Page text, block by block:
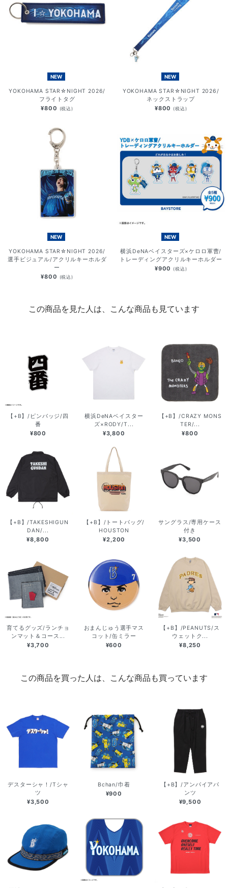
NEW
YOKOHAMA STAR☆NIGHT 2026/
フライトタグ
¥800 (税込)
NEW
YOKOHAMA STAR☆NIGHT 2026/
ネックストラップ
¥800 (税込)
NEW
YOKOHAMA STAR☆NIGHT 2026/
選手ビジュアル/アクリルキーホルダ
ー
¥800 (税込)
NEW
横浜DeNAベイスターズ×ケロロ軍曹/
トレーディングアクリルキーホルダー
¥900 (税込)
この商品を見た人は、こんな商品も見ています
【+B】/ピンバッジ/四
番
¥800
横浜DeNAベイスター
ズ×RODY/T...
¥3,800
【+B】/CRAZY MONS
TER/...
¥800
【+B】/TAKESHIGUN
DAN/...
¥8,800
【+B】/トートバッグ/
HOUSTON
¥2,200
サングラス/専用ケース
付き
¥3,500
育てるグッズ/ランチョ
ンマット＆コース...
¥3,700
おまんじゅう選手マス
コット/缶ミラー
¥600
【+B】/PEANUTS/ス
ウェットク...
¥8,250
この商品を買った人は、こんな商品も買っています
デスターシャ！/Tシャ
ツ
¥3,500
Bchan/巾着
¥900
【+B】/アンパイアパ
ンツ
¥9,500